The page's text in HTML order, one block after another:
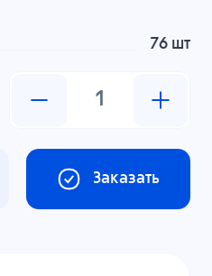
76 шт
Заказать